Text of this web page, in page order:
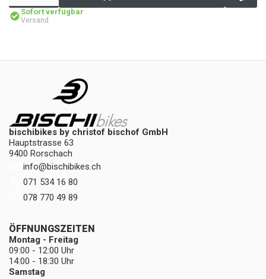
Sofort verfügbar
Versand
bischibikes by christof bischof GmbH
Hauptstrasse 63
9400 Rorschach
info@bischibikes.ch
071 534 16 80
078 770 49 89
ÖFFNUNGSZEITEN
Montag - Freitag
09:00 - 12:00 Uhr
14:00 - 18:30 Uhr
Samstag